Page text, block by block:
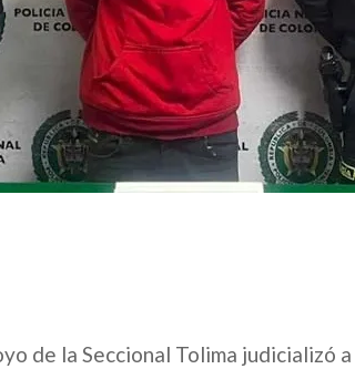
de la Seccional Tolima judicializó